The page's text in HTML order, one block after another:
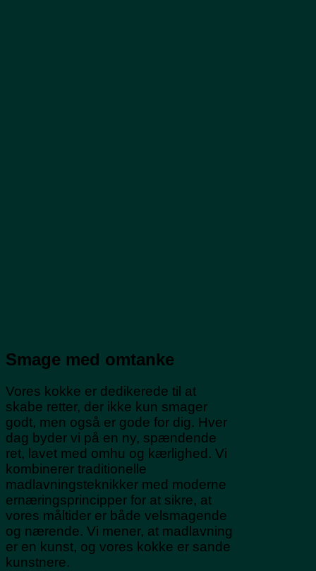
Smage med omtanke
Vores kokke er dedikerede til at
skabe retter, der ikke kun smager
godt, men også er gode for dig. Hver
dag byder vi på en ny, spændende
ret, lavet med omhu og kærlighed. Vi
kombinerer traditionelle
madlavningsteknikker med moderne
ernæringsprincipper for at sikre, at
vores måltider er både velsmagende
og nærende. Vi mener, at madlavning
er en kunst, og vores kokke er sande
kunstnere.